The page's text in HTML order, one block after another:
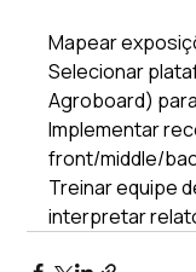
Mapear
Selecionar
Agroboard)
Implementar
front/middle/
Treinar equipe
interpretar